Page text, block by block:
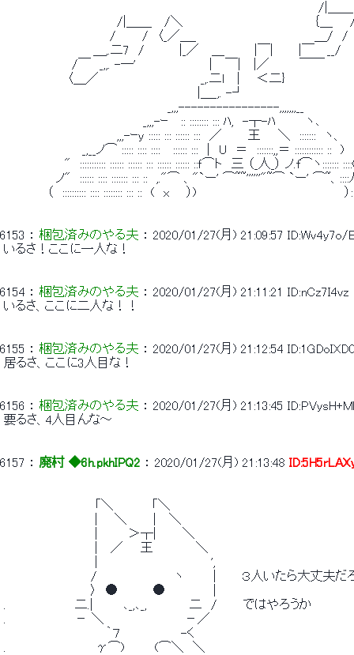
/|＿＿　（＿
/|＿＿　 /＼　　　　　　　　　　　　　　　｛＿　　
/　　　/　〈_／＿_ 　 　 　 　 　 　 　 　 　 ＿/　/
＿,.二7　/　　　　|_／　 ＿　　　 |￣|　 　 |￣　 __/
/￣　_,,. -─'　　　　　　　　 |　 ￣|　 |／　　　 ￣￣
〈＿／　　　　 　 　 　 　 　 _,.二l　 | 　 ＜二}
|＿_,. -┘
_,,,----------------,,,,,,,__　　　　　　　　　さ
_,,,-ｰ　 :: :::::::: ::: ﾊ,　-┬-ﾊ　 　　ヽ､
,,,-ｰy ::::: ::: :::::: :::　／　　　王　　＼　:::::::　ヽ、　　
_,__ノ⌒ ::::: :::: ::::　 :::::: :::　|　U　＝　:::::::,,＝ :::::::::::: ::　)
"　::::::::::: :::::: :::::: ::: :::::: :::::: ::ｆ⌒ト　三 （_人_） ノ.f⌒ヽ:::::::
ノ"　:::::: :::: ::::::: ::: ::　,."⌒ 、"`ー' ⌒~~''''''"~⌒ `ー' ⌒~、::::
（　:::::::::: :::: :::::::: ::: ::　(　x　　）)　　　　　　　　　　　　　　　　　）
6153 ： 梱包済みのやる夫 ： 2020/01/27(月) 21:09:57 ID:Wv4y7o/
いるさ！ここに一人な！
6154 ： 梱包済みのやる夫 ： 2020/01/27(月) 21:11:21 ID:nCz7I4vz
いるさ、ここに二人な！！
6155 ： 梱包済みのやる夫 ： 2020/01/27(月) 21:12:54
居るさ、ここに3人目な！
6156 ： 梱包済みのやる夫 ： 2020/01/27(月) 21:13:45
要るさ、4人目んな～
6157 ： 廃村 ◆6h.pkhIPQ2 ： 2020/01/27(月) 21:13:48
「＼　 　 　 「＼
| 　 ＼　　　|　 ＼
|　　 　＞┬|　　　＼
|　 ／　　王 　　 　　＼
|　　　　　　　　　　　　　',
/　　　　　　　 　 ヽ 　 　 |　　　３人いたら大丈夫だ
〉　●　　　　●　　　　　 |
.　　　　　　 　 二.|　　　 ､_,､_,　　　 　 二　/　　　ではやろうか
.　　　　　　 　 － ＼ 　 　 　 　 　　　－／
｀７　　　　 　 　-く
.　　　　 　 　 　 　 γ⌒)　　 　(⌒＼　＼